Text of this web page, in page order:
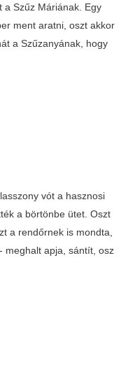
a Szűz Máriának. Egy
ment aratni, oszt akkor
a Szűzanyának, hogy
vót a hasznosi
a börtönbe ütet. Oszt
a rendőrnek is mondta,
meghalt apja, sántít, osz